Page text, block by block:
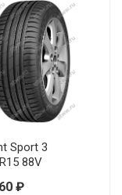
Sport 3
88V
₽